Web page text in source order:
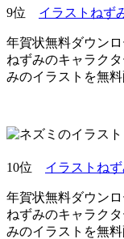
9位 イラストねず
年賀状無料ダウン
ねずみのキャラク
みのイラストを無料
10位 イラストね
年賀状無料ダウン
ねずみのキャラク
みのイラストを無料